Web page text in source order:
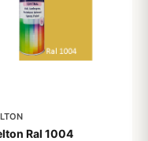
Ral 1004